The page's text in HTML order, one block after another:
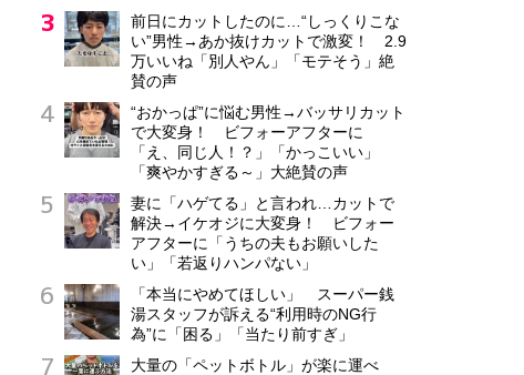
前日にカットしたのに…“しっくりこな
い”男性→あか抜けカットで激変！ 2.9
万いいね「別人やん」「モテそう」絶
賛の声
“おかっぱ”に悩む男性→バッサリカット
で大変身！ ビフォーアフターに
「え、同じ人！？」「かっこいい」
「爽やかすぎる～」大絶賛の声
妻に「ハゲてる」と言われ…カットで
解決→イケオジに大変身！ ビフォー
アフターに「うちの夫もお願いした
い」「若返りハンパない」
「本当にやめてほしい」 スーパー銭
湯スタッフが訴える“利用時のNG行
為”に「困る」「当たり前すぎ」
大量の「ペットボトル」が楽に運べ